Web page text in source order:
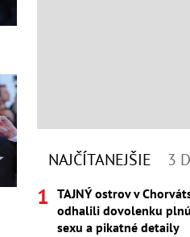
NAJČÍTANEJŠIE 3
TAJNÝ ostrov v
odhalili dovolenku
sexu a pikatné detaily